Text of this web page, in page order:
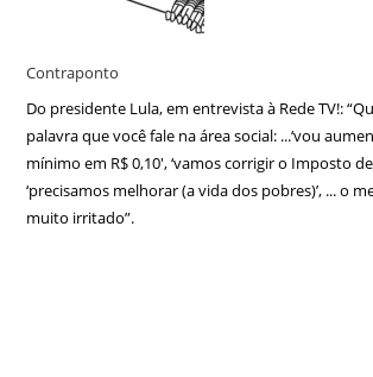
Contraponto
Do presidente Lula, em entrevista à Rede TV!:
palavra que você fale na área social: ...‘vou
mínimo em R$ 0,10′, ‘vamos corrigir o Imposto de
‘precisamos melhorar (a vida dos pobres)’, ... o
muito irritado”.